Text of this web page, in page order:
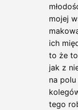
mojej
ich
to że
jak z
na
tego